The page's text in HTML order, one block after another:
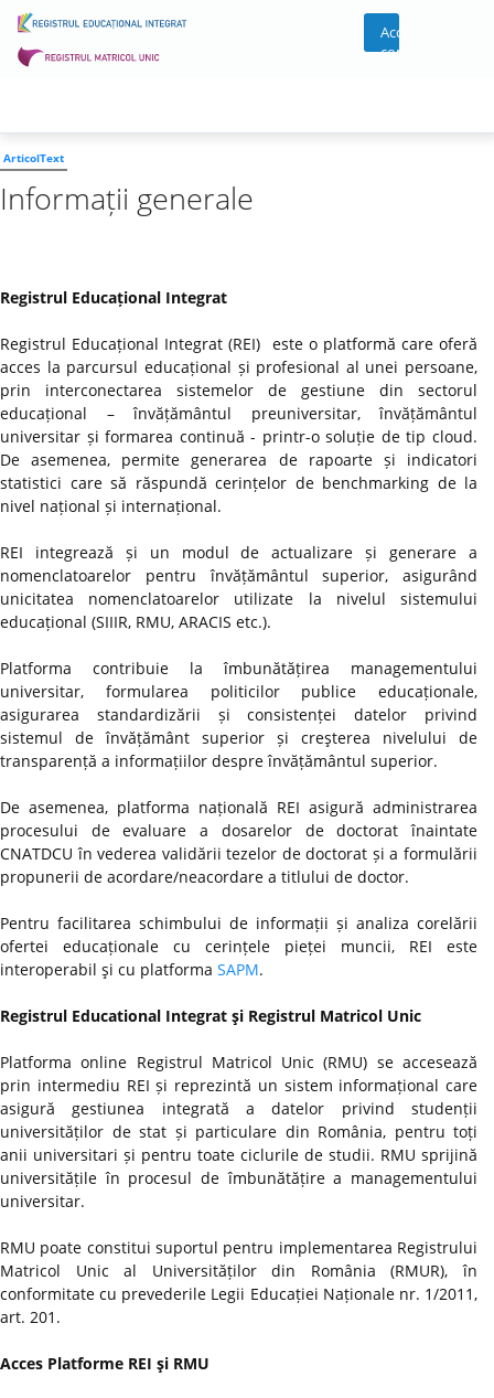
Acces
cont
ArticolText
Informații generale
Registrul Educațional Integrat
Registrul Educațional Integrat (REI) este o platformă care oferă
acces la parcursul educațional și profesional al unei persoane,
prin interconectarea sistemelor de gestiune din sectorul
educațional – învățământul preuniversitar, învățământul
universitar și formarea continuă - printr-o soluție de tip cloud.
De asemenea, permite generarea de rapoarte și indicatori
statistici care să răspundă cerințelor de benchmarking de la
nivel național și internațional.
REI integrează și un modul de actualizare și generare a
nomenclatoarelor pentru învățământul superior, asigurând
unicitatea nomenclatoarelor utilizate la nivelul sistemului
educațional (SIIIR, RMU, ARACIS etc.).
Platforma contribuie la îmbunătățirea managementului
universitar, formularea politicilor publice educaționale,
asigurarea standardizării și consistenței datelor privind
sistemul de învățământ superior și creşterea nivelului de
transparență a informațiilor despre învățământul superior.
De asemenea, platforma națională REI asigură administrarea
procesului de evaluare a dosarelor de doctorat înaintate
CNATDCU în vederea validării tezelor de doctorat și a formulării
propunerii de acordare/neacordare a titlului de doctor.
Pentru facilitarea schimbului de informații și analiza corelării
ofertei educaționale cu cerințele pieței muncii, REI este
interoperabil şi cu platforma SAPM.
Registrul Educational Integrat şi Registrul Matricol Unic
Platforma online Registrul Matricol Unic (RMU) se accesează
prin intermediu REI și reprezintă un sistem informațional care
asigură gestiunea integrată a datelor privind studenții
universităților de stat și particulare din România, pentru toți
anii universitari și pentru toate ciclurile de studii. RMU sprijină
universitățile în procesul de îmbunătățire a managementului
universitar.
RMU poate constitui suportul pentru implementarea Registrului
Matricol Unic al Universităților din România (RMUR), în
conformitate cu prevederile Legii Educației Naționale nr. 1/2011,
art. 201.
Acces Platforme REI şi RMU